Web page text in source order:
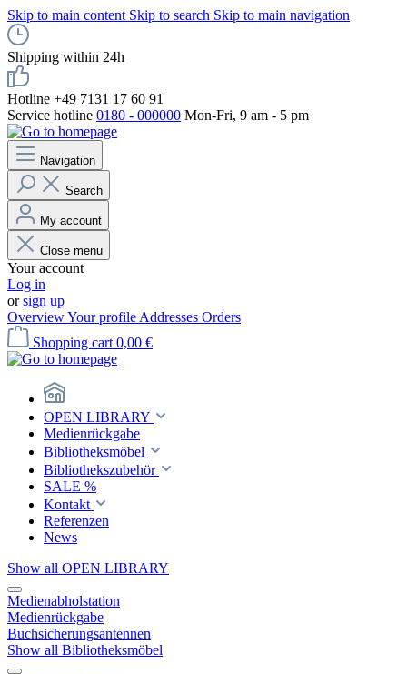
Skip to main content Skip to search Skip to main navigation
Shipping within 24h
Hotline +49 7131 17 60 91
Service hotline 0180 - 000000 Mon-Fri, 9 am - 5 pm
Navigation
Search
My account
Close menu
Your account
Log in
orsign up
OverviewYour profile Addresses Orders
Shopping cart 0,00 €
OPEN LIBRARY
Medienrückgabe
Bibliotheksmöbel
Bibliothekszubehör
SALE %
Kontakt
Referenzen
News
Show all OPEN LIBRARY
Medienabholstation
Medienrückgabe
Buchsicherungsantennen
Show all Bibliotheksmöbel